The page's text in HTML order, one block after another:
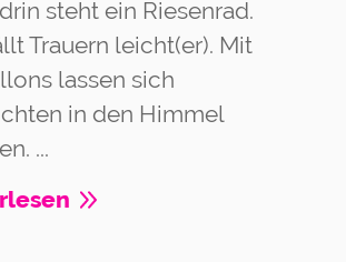
steht ein Riesenrad.
Trauern leicht(er). Mit
lassen sich
in den Himmel
...